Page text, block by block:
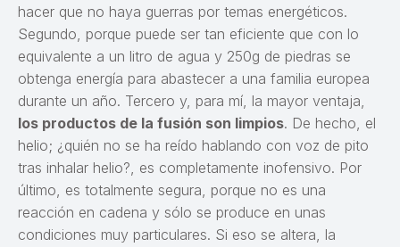
hacer que no haya guerras por temas energéticos.
Segundo, porque puede ser tan eficiente que con lo
equivalente a un litro de agua y 250g de piedras se
obtenga energía para abastecer a una familia europea
durante un año. Tercero y, para mí, la mayor ventaja,
los productos de la fusión son limpios. De hecho, el
helio; ¿quién no se ha reído hablando con voz de pito
tras inhalar helio?, es completamente inofensivo. Por
último, es totalmente segura, porque no es una
reacción en cadena y sólo se produce en unas
condiciones muy particulares. Si eso se altera, la